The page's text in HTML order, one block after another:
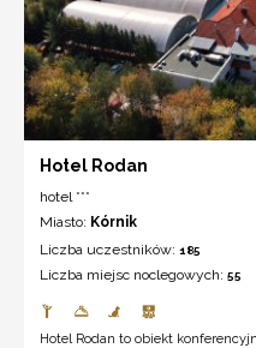
Hotel Rodan
hotel ***
Miasto: Kórnik
Liczba uczestników: 185
Liczba miejsc noclegowych: 55
Hotel Rodan to obiekt